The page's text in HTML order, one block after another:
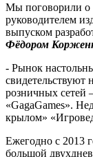
Мы поговорили о
руководителем
выпуском
Фёдором
- Рынок
свидетельствуют
розничных сетей
«GagaGames».
крылом»
Ежегодно с 2013
большой